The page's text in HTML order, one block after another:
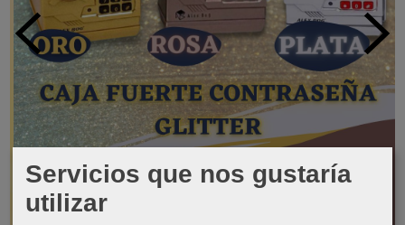
Servicios que nos gustaría
utilizar